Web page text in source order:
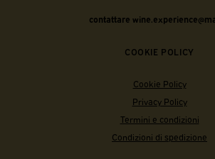
contattare
COOKIE POLICY
Cookie Policy
Privacy Policy
Termini e condizioni
Condizioni di spedizione